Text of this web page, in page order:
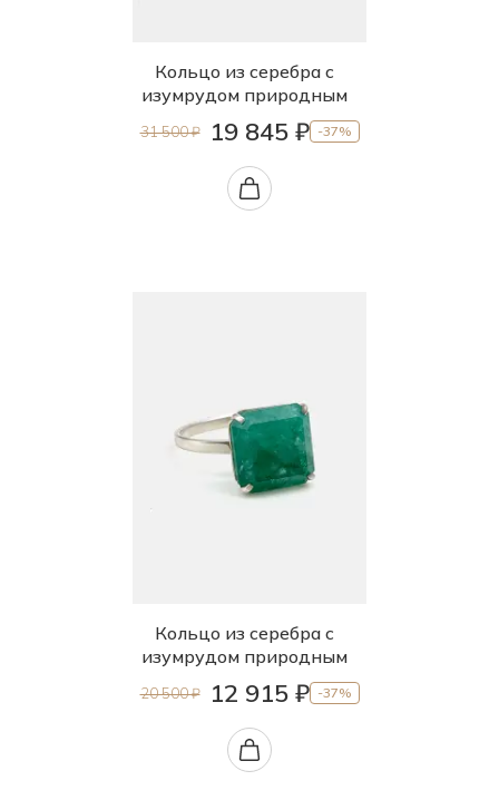
Кольцо из серебра с
изумрудом природным
31 500 ₽ 19 845 ₽ -37%
Кольцо из серебра с
изумрудом природным
20 500 ₽ 12 915 ₽ -37%